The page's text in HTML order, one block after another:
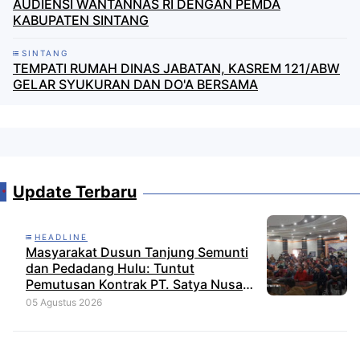
AUDIENSI WANTANNAS RI DENGAN PEMDA
KABUPATEN SINTANG
SINTANG
TEMPATI RUMAH DINAS JABATAN, KASREM 121/ABW
GELAR SYUKURAN DAN DO'A BERSAMA
Update Terbaru
HEADLINE
Masyarakat Dusun Tanjung Semunti
dan Pedadang Hulu: Tuntut
Pemutusan Kontrak PT. Satya Nusa
Indah Perkasa
05 Agustus 2026